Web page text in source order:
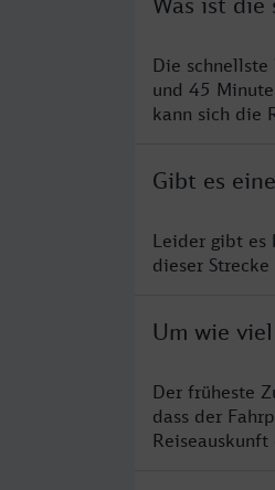
Die schnellste
und 45
kann sich die
Gibt es
Leider gibt es
dieser
Um wie
Der früheste
dass der